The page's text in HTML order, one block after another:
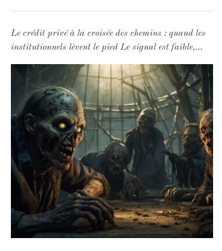
Le crédit privé à la croisée des chemins : quand les
institutionnels lèvent le pied Le signal est faible,
108 investisseurs institutionnels gérant
collectivement 2 045 milliards de dollars d'actifs,
seulement 29 % des limited partners (LPs)
envisagent d'augmenter leurs allocations en crédit
privé au cours des douze prochains mois — contre
42 % lors de la précédente édition. Un recul de treize
points qui, dans un secteur habitué à l'afflux de
capitaux, mérite qu'on s'y attarde. Un
désengagement relatif, pas une fuite Il serait inexact
de parler de désertion. 87 % des répondants
déclarent vouloir maintenir ou accroître leur
exposition à cette classe d'actifs, ce qui témoigne